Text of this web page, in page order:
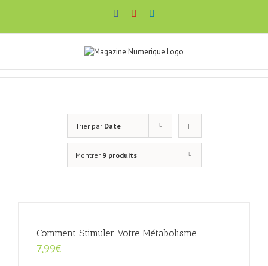
FacebookYouTube
Trier par Date
Montrer 9 produits
Comment Stimuler Votre Métabolisme
7,99€